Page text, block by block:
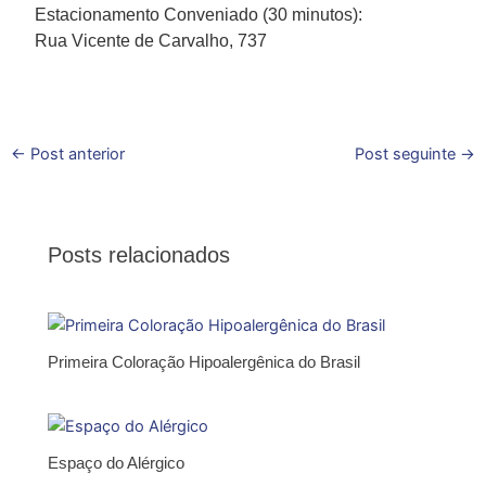
Estacionamento Conveniado (30 minutos):
Rua Vicente de Carvalho, 737
← Post anterior Post seguinte →
Posts relacionados
Primeira Coloração Hipoalergênica do Brasil
Espaço do Alérgico